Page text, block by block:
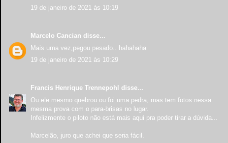
19 de janeiro de 2021 às 10:19
Marcelo Cancian disse...
Mais uma vez,pegou pesado.. hahahaha
19 de janeiro de 2021 às 10:29
Francis Henrique Trennepohl
disse...
Ou ele mesmo quebrou ou foi uma pedra, mas tem fotos nessa
mesma prova com o para-brisas no lugar.
Infelizmente o piloto não está mais aqui pra poder tirar a dúvida...
Marcelão, juro que achei que seria fácil.